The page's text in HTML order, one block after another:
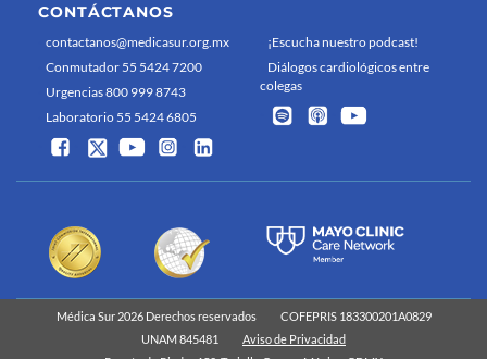
CONTÁCTANOS
contactanos@medicasur.org.mx
Conmutador 55 5424 7200
Urgencias 800 999 8743
Laboratorio 55 5424 6805
¡Escucha nuestro podcast!
Diálogos cardiológicos entre
colegas
Médica Sur 2026 Derechos reservados
COFEPRIS 183300201A0829
UNAM 845481
Aviso de Privacidad